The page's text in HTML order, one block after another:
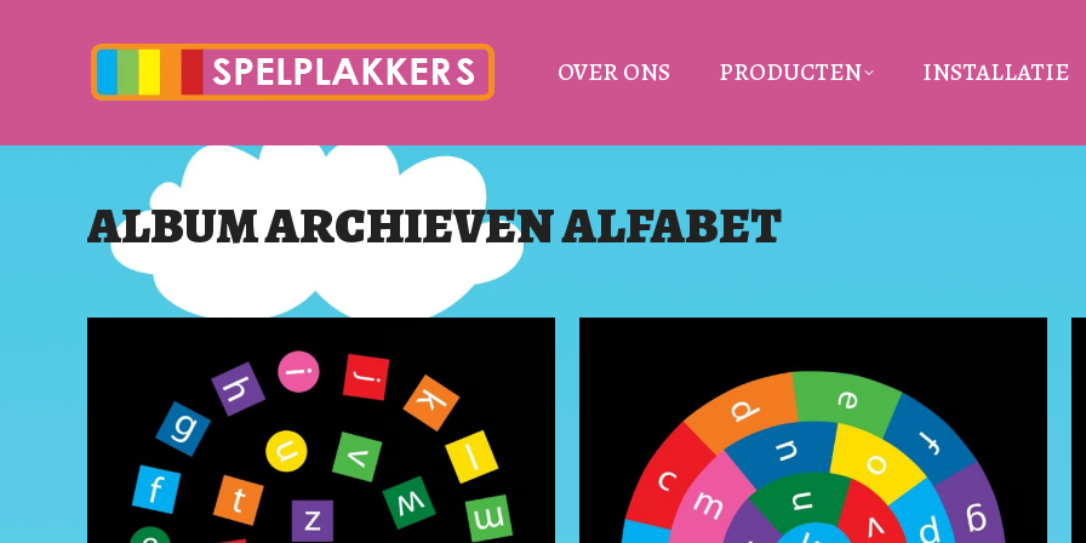
OVER ONS PRODUCTEN INSTALLATIE
ALBUM ARCHIEVENALFABET